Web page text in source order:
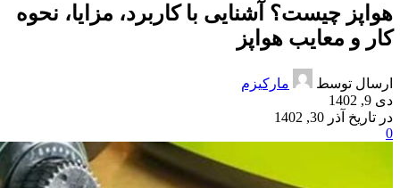
هواپز چیست؟ آشنایی با کاربرد، مزایا، نحوه
کار و معایب هواپز
ارسال توسط
مارکیزم
دی 9, 1402
در تاریخ آذر 30, 1402
0